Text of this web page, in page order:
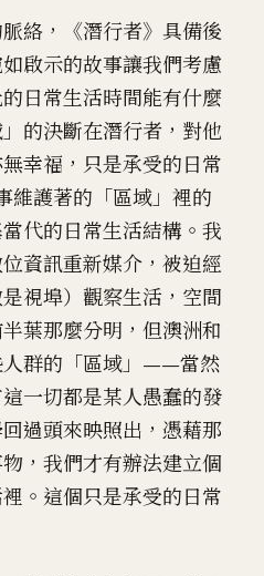
絡，《潛行者》具備後
啟示的故事讓我們考慮
日常生活時間能有什麼
的決斷在潛行者，對他
幸福，只是承受的日常
維護著的「區域」裡的
代的日常生活結構。我
資訊重新媒介，被迫經
視埠）觀察生活，空間
葉那麼分明，但澳洲和
人群的「區域」——當然
一切都是某人愚蠢的發
過頭來映照出，憑藉那
，我們才有辦法建立個
。這個只是承受的日常